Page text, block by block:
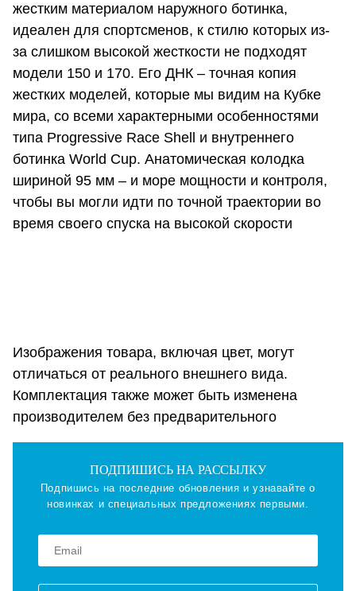
жестким материалом наружного ботинка,
идеален для спортсменов, к стилю которых из-
за слишком высокой жесткости не подходят
модели 150 и 170. Его ДНК – точная копия
жестких моделей, которые мы видим на Кубке
мира, со всеми характерными особенностями
типа Progressive Race Shell и внутреннего
ботинка World Cup. Анатомическая колодка
шириной 95 мм – и море мощности и контроля,
чтобы вы могли идти по точной траектории во
время своего спуска на высокой скорости
Изображения товара, включая цвет, могут
отличаться от реального внешнего вида.
Комплектация также может быть изменена
производителем без предварительного
ПОДПИШИСЬ НА РАССЫЛКУ
Подпишись на последние обновления и узнавайте о
новинках и специальных предложениях первыми.